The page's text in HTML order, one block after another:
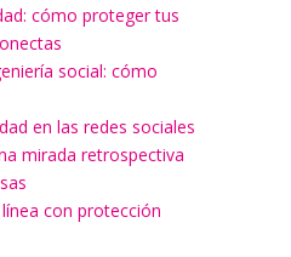
cómo proteger tus
social: cómo
en las redes sociales
mirada retrospectiva
con protección